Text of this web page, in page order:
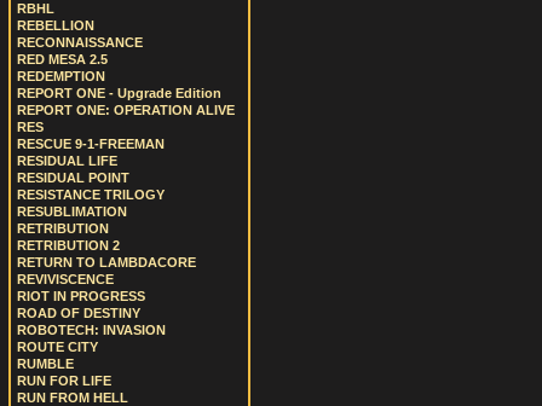
RBHL
REBELLION
RECONNAISSANCE
RED MESA 2.5
REDEMPTION
REPORT ONE - Upgrade Edition
REPORT ONE: OPERATION ALIVE
RES
RESCUE 9-1-FREEMAN
RESIDUAL LIFE
RESIDUAL POINT
RESISTANCE TRILOGY
RESUBLIMATION
RETRIBUTION
RETRIBUTION 2
RETURN TO LAMBDACORE
REVIVISCENCE
RIOT IN PROGRESS
ROAD OF DESTINY
ROBOTECH: INVASION
ROUTE CITY
RUMBLE
RUN FOR LIFE
RUN FROM HELL